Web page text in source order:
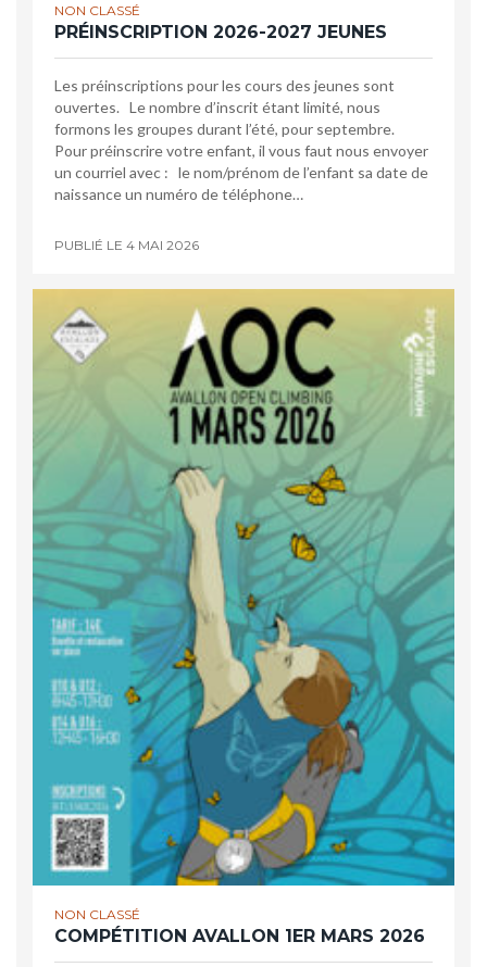
NON CLASSÉ
PRÉINSCRIPTION 2026-2027 JEUNES
Les préinscriptions pour les cours des jeunes sont
ouvertes. Le nombre d’inscrit étant limité, nous
formons les groupes durant l’été, pour septembre.
Pour préinscrire votre enfant, il vous faut nous envoyer
un courriel avec : le nom/prénom de l’enfant sa date de
naissance un numéro de téléphone…
PUBLIÉ LE 4 MAI 2026
NON CLASSÉ
COMPÉTITION AVALLON 1ER MARS 2026